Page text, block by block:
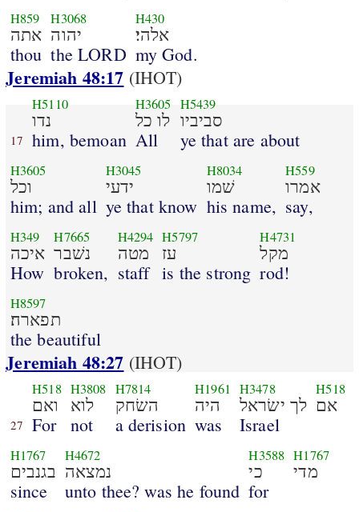
H859
אתה
thou
H3068
יהוה
the LORD
H430
אלהי׃
my God.
Jeremiah 48:17 (IHOT)
17
H5110
נדו
him, bemoan
H3605
לו כל
All
H5439
סביביו
ye that are about
H3605
וכל
him; and all
H3045
ידעי
ye that know
H8034
שׁמו
his name,
H559
אמרו
say,
H349
איכה
How
H7665
נשׁבר
broken,
H4294
מטה
staff
H5797
עז
is the strong
H4731
מקל
rod!
H8597
תפארה׃
the beautiful
Jeremiah 48:27 (IHOT)
27
H518
ואם
For
H3808
לוא
not
H7814
השׂחק
a derision
H1961
היה
was
H3478
לך ישׂראל
Israel
H518
אם
H1767
בגנבים
since
H4672
נמצאה
unto thee? was he found
H3588
כי
for
H1767
מדי